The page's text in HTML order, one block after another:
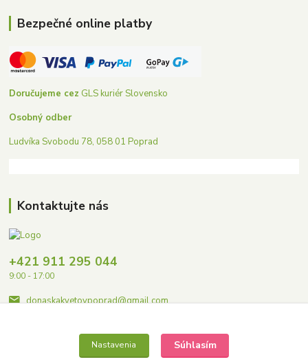
Bezpečné online platby
Doručujeme cez GLS kuriér Slovensko
Osobný odber
Ludvíka Svobodu 78, 058 01 Poprad
Kontaktujte nás
+421 911 295 044
9:00 - 17:00
donaskakvetovpoprad@gmail.com
Nastavenia Súhlasím